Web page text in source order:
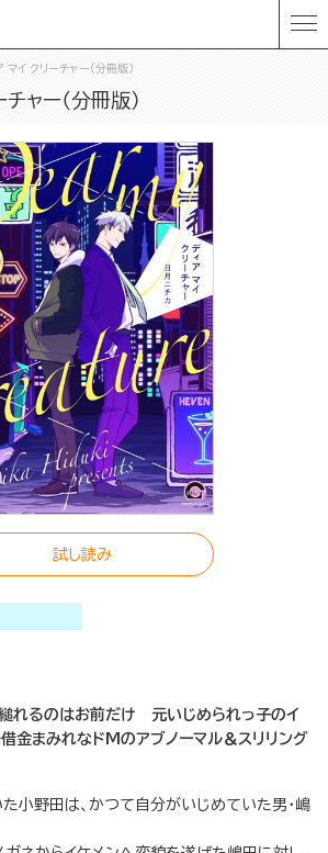
マイ クリーチャー（分冊版）
ャー（分冊版）
試し読み
れるのはお前だけ 元いじめられっ子のイ
金まみれなドMのアブノーマル＆スリリング
小野田は、かつて自分がいじめていた男・嶋